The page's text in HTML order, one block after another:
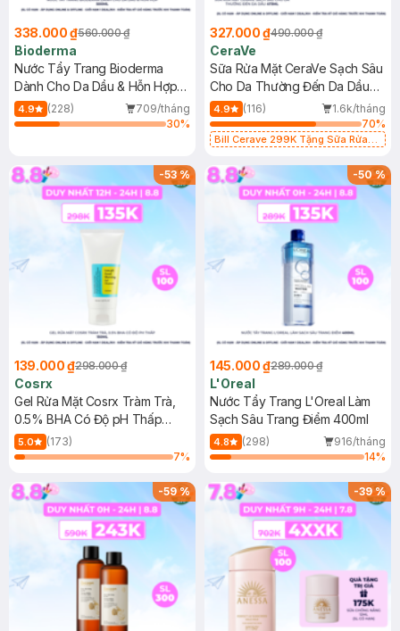
338.000 ₫560.000 ₫
Bioderma
Nước Tẩy Trang Bioderma
Dành Cho Da Dầu & Hỗn Hợp
500ml
4.9 (228)
709/tháng
30%
327.000 ₫490.000 ₫
CeraVe
Sữa Rửa Mặt CeraVe Sạch Sâu
Cho Da Thường Đến Da Dầu
473ml
4.9 (116)
1.6k/tháng
70%
Bill Cerave 299K Tặng Sữa Rửa
-53%
139.000 ₫298.000 ₫
Cosrx
Gel Rửa Mặt Cosrx Tràm Trà,
0.5% BHA Có Độ pH Thấp
150ml
5.0
(173)
7%
-50%
145.000 ₫289.000 ₫
L'Oreal
Nước Tẩy Trang L'Oreal Làm
Sạch Sâu Trang Điểm 400ml
4.8 (298)
916/tháng
14%
-59% -39%